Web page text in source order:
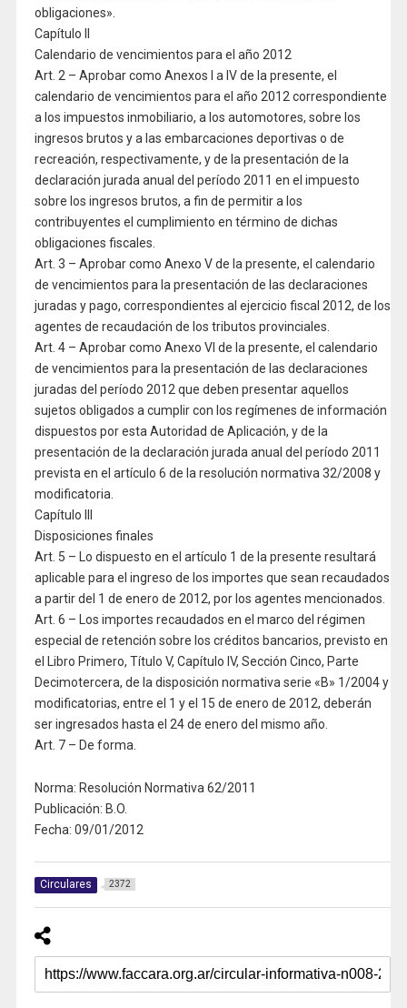
obligaciones».
Capítulo II
Calendario de vencimientos para el año 2012
Art. 2 – Aprobar como Anexos I a IV de la presente, el
calendario de vencimientos para el año 2012 correspondiente
a los impuestos inmobiliario, a los automotores, sobre los
ingresos brutos y a las embarcaciones deportivas o de
recreación, respectivamente, y de la presentación de la
declaración jurada anual del período 2011 en el impuesto
sobre los ingresos brutos, a fin de permitir a los
contribuyentes el cumplimiento en término de dichas
obligaciones fiscales.
Art. 3 – Aprobar como Anexo V de la presente, el calendario
de vencimientos para la presentación de las declaraciones
juradas y pago, correspondientes al ejercicio fiscal 2012, de los
agentes de recaudación de los tributos provinciales.
Art. 4 – Aprobar como Anexo VI de la presente, el calendario
de vencimientos para la presentación de las declaraciones
juradas del período 2012 que deben presentar aquellos
sujetos obligados a cumplir con los regímenes de información
dispuestos por esta Autoridad de Aplicación, y de la
presentación de la declaración jurada anual del período 2011
prevista en el artículo 6 de la resolución normativa 32/2008 y
modificatoria.
Capítulo III
Disposiciones finales
Art. 5 – Lo dispuesto en el artículo 1 de la presente resultará
aplicable para el ingreso de los importes que sean recaudados
a partir del 1 de enero de 2012, por los agentes mencionados.
Art. 6 – Los importes recaudados en el marco del régimen
especial de retención sobre los créditos bancarios, previsto en
el Libro Primero, Título V, Capítulo IV, Sección Cinco, Parte
Decimotercera, de la disposición normativa serie «B» 1/2004 y
modificatorias, entre el 1 y el 15 de enero de 2012, deberán
ser ingresados hasta el 24 de enero del mismo año.
Art. 7 – De forma.
Norma: Resolución Normativa 62/2011
Publicación: B.O.
Fecha: 09/01/2012
Circulares 2372